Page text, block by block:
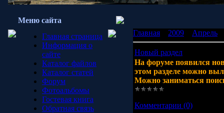
Меню сайта
Главная страница
Информация о
сайте
Каталог файлов
Каталог статей
Форум
Фотоальбомы
Гостевая книга
Обратная связь
Главная 2009 Апрель
Новый раздел
На форуме появился
этом разделе можно
Можно заниматься
Комментарии (0)